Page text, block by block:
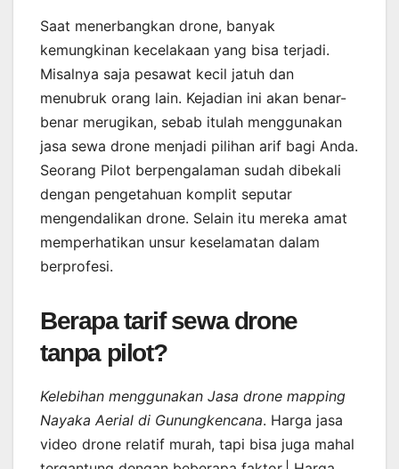
Saat menerbangkan drone, banyak
kemungkinan kecelakaan yang bisa terjadi.
Misalnya saja pesawat kecil jatuh dan
menubruk orang lain. Kejadian ini akan benar-
benar merugikan, sebab itulah menggunakan
jasa sewa drone menjadi pilihan arif bagi Anda.
Seorang Pilot berpengalaman sudah dibekali
dengan pengetahuan komplit seputar
mengendalikan drone. Selain itu mereka amat
memperhatikan unsur keselamatan dalam
berprofesi.
Berapa tarif sewa drone
tanpa pilot?
Kelebihan menggunakan Jasa drone mapping
Nayaka Aerial di Gunungkencana. Harga jasa
video drone relatif murah, tapi bisa juga mahal